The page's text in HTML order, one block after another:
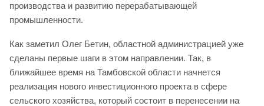
производства и развитию перерабатывающей
промышленности.
Как заметил Олег Бетин, областной администрацией уже
сделаны первые шаги в этом направлении. Так, в
ближайшее время на Тамбовской области начнется
реализация нового инвестиционного проекта в сфере
сельского хозяйства, который состоит в перенесении на